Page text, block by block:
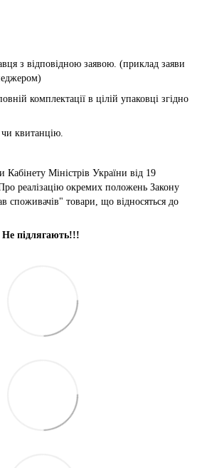
з відповідною заявою. (приклад заяви
комплектації в цілій упаковці згідно
квитанцію.
Кабінету Міністрів України від 19
реалізацію окремих положень Закону
споживачів" товари, що відносяться до
підлягають!!!